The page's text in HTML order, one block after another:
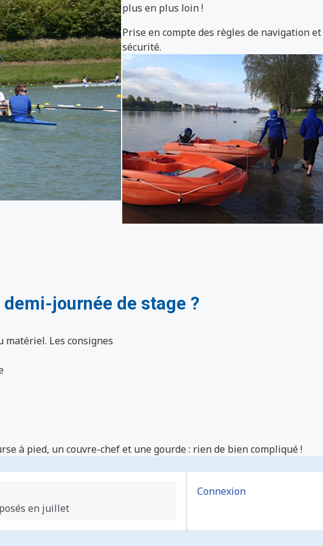
plus en plus loin !
Prise en compte des règles de navigation et
sécurité.
journée de stage ?
matériel. Les consignes
à pied, un couvre-chef et une gourde : rien de bien compliqué !
en juillet
Connexion